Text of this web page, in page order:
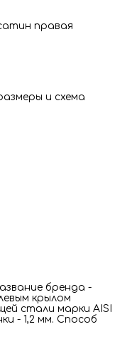
бренда -
крылом
стали марки AISI
- 1,2 мм. Способ